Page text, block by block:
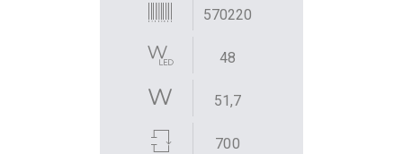
570220
48
51,7
700